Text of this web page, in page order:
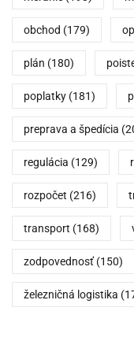
obchod (179)
plán (180)
poplatky (181)
preprava a špedícia
regulácia (129)
rozpočet (216)
transport (168)
zodpovednosť (150)
železničná logistika